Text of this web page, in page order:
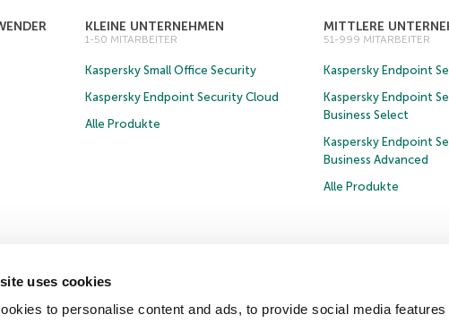
uses cookies
to personalise content and ads, to provide social media
KLEINE UNTERNEHMEN
1-50 MITARBEITER
Kaspersky Small Office Security
Kaspersky Endpoint Security Cloud
Alle Produkte
MITTLERE
51-999 MITARBEITER
Kaspersky Endpoint
Kaspersky Endpoint
Business Select
Kaspersky Endpoint
Business Advanced
Alle Produkte
vorbehalten. Impressum Datenschutzrichtlinie Lizenzvereinbarung B2C
Anmeldung zum Newsletter für B2B-Vertriebspartner